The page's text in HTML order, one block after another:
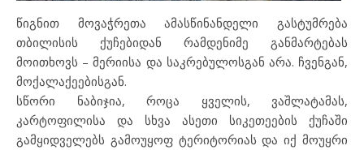
წიგნით მოვაჭრეთა ამასწინანდელი გასტუმრება
თბილისის ქუჩებიდან რამდენიმე განმარტებას
მოითხოვს – მერიისა და საკრებულოსგან არა. ჩვენგან,
მოქალაქეებისგან.
სწორი ნაბიჯია, როცა ყველის, ვაშლატამას,
კარტოფილისა და სხვა ასეთი სიკეთეების ქუჩაში
გამყიდველებს გამოუყოფ ტერიტორიას და იქ მოუყრი